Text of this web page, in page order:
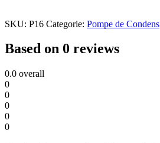
SKU: P16 Categorie: Pompe de Condens
Based on 0 reviews
0.0 overall
0
0
0
0
0